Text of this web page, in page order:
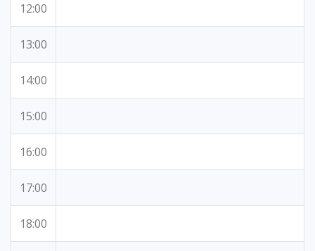
12:00
13:00
14:00
15:00
16:00
17:00
18:00